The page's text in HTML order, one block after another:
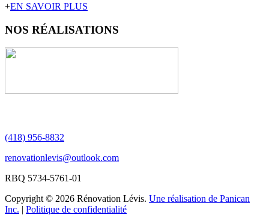
+EN SAVOIR PLUS
NOS RÉALISATIONS
(418) 956-8832
renovationlevis@outlook.com
RBQ 5734-5761-01
Copyright © 2026 Rénovation Lévis. Une réalisation de Panican
Inc. | Politique de confidentialité